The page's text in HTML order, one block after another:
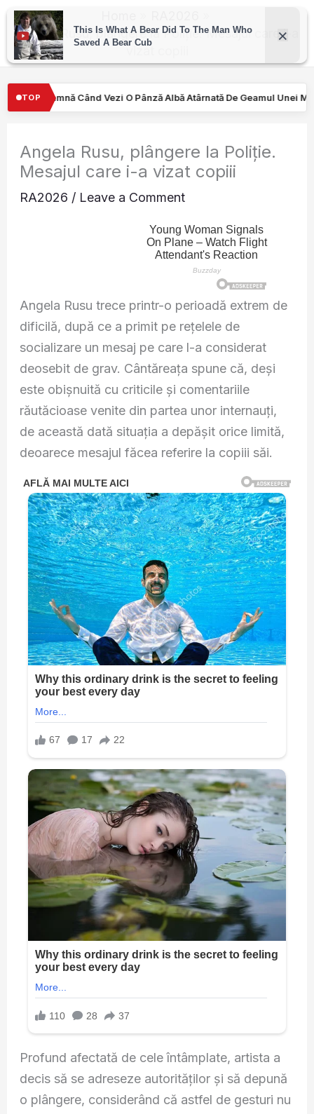
Skip
content
Angela Rusu, plângere la Poliție. Mesajul care i-a
TOPAlbă Atârnată De Geamul Unei Mașini. Semnalul…
Angela Rusu, plângere la Poliție.
Mesajul care i-a vizat copiii
RA2026 / Leave a Comment
Angela Rusu trece printr-o perioadă extrem de
dificilă, după ce a primit pe rețelele de
socializare un mesaj pe care l-a considerat
deosebit de grav. Cântăreața spune că, deși
este obișnuită cu criticile și comentariile
răutăcioase venite din partea unor internauți,
de această dată situația a depășit orice limită,
deoarece mesajul făcea referire la copiii săi.
Profund afectată de cele întâmplate, artista a
decis să se adreseze autorităților și să depună
o plângere, considerând că astfel de gesturi nu